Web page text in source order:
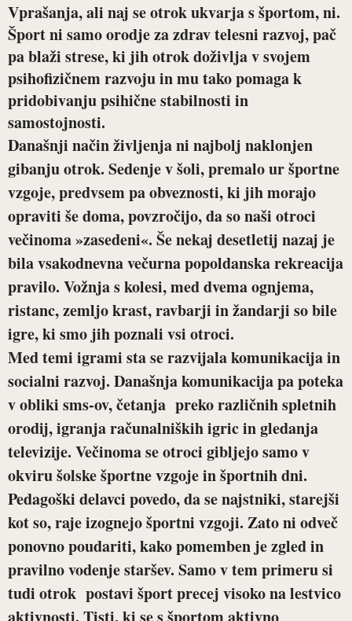
Vprašanja, ali naj se otrok ukvarja s športom, ni.
Šport ni samo orodje za zdrav telesni razvoj, pač
pa blaži strese, ki jih otrok doživlja v svojem
psihofizičnem razvoju in mu tako pomaga k
pridobivanju psihične stabilnosti in
samostojnosti.
Današnji način življenja ni najbolj naklonjen
gibanju otrok. Sedenje v šoli, premalo ur športne
vzgoje, predvsem pa obveznosti, ki jih morajo
opraviti še doma, povzročijo, da so naši otroci
večinoma »zasedeni«. Še nekaj desetletij nazaj je
bila vsakodnevna večurna popoldanska rekreacija
pravilo. Vožnja s kolesi, med dvema ognjema,
ristanc, zemljo krast, ravbarji in žandarji so bile
igre, ki smo jih poznali vsi otroci.
Med temi igrami sta se razvijala komunikacija in
socialni razvoj. Današnja komunikacija pa poteka
v obliki sms-ov, četanja preko različnih spletnih
orodij, igranja računalniških igric in gledanja
televizije. Večinoma se otroci gibljejo samo v
okviru šolske športne vzgoje in športnih dni.
Pedagoški delavci povedo, da se najstniki, starejši
kot so, raje izognejo športni vzgoji. Zato ni odveč
ponovno poudariti, kako pomemben je zgled in
pravilno vodenje staršev. Samo v tem primeru si
tudi otrok postavi šport precej visoko na lestvico